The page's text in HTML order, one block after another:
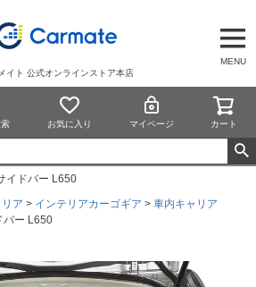
MENU
イト 公式オンラインストア本店
お気に入り マイページ カート
イドバー L650
ア インテリアカーゴギア
車内キャリア
バー L650